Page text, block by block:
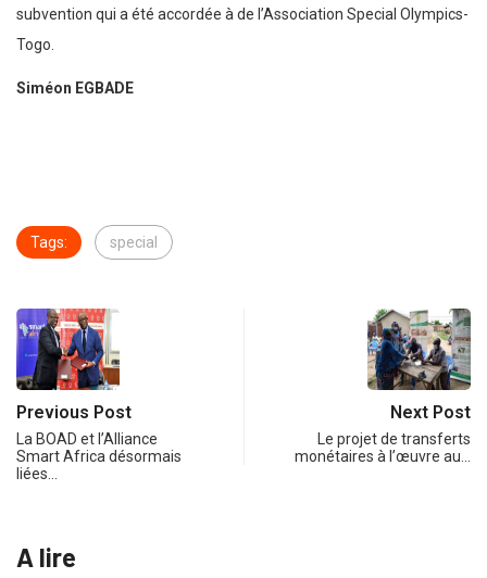
subvention qui a été accordée à de l’Association Special Olympics-
Togo.
Siméon EGBADE
Tags: special
Previous Post
La BOAD et l’Alliance
Smart Africa désormais
liées…
Next Post
Le projet de transferts
monétaires à l’œuvre au…
A lire